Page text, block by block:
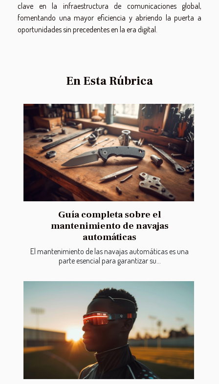
clave en la infraestructura de comunicaciones global,
fomentando una mayor eficiencia y abriendo la puerta a
oportunidades sin precedentes en la era digital.
En Esta Rúbrica
Guía completa sobre el
mantenimiento de navajas
automáticas
El mantenimiento de las navajas automáticas es una
parte esencial para garantizar su...